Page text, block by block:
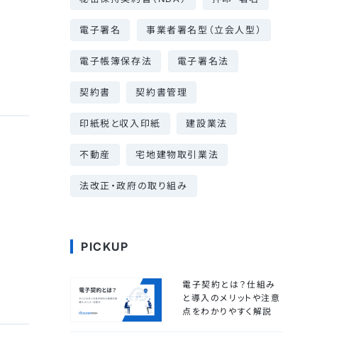
電子署名 事業者署名型（立会人型）
電子帳簿保存法 電子署名法
契約書 契約書管理
印紙税と収入印紙 建設業法
不動産 宅地建物取引業法
法改正・政府の取り組み
PICKUP
電子契約とは？仕組み
と導入のメリットや注意
点をわかりやすく解説